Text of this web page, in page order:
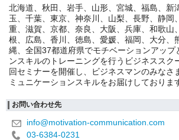
北海道、秋田、岩手、山形、宮城、福島、新
玉、千葉、東京、神奈川、山梨、長野、静岡
重、滋賀、京都、奈良、大阪、兵庫、和歌山
根、広島、香川、徳島、愛媛、福岡、大分、
縄、全国37都道府県でモチベーションアップ
ンスキルのトレーニングを行うビジネススク
回セミナーを開催し、ビジネスマンのみなさ
ミュニケーションスキルをお届けしておりま
お問い合わせ先
info@motivation-communication.com
03-6384-0231